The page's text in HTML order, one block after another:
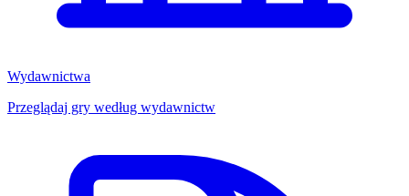
Wydawnictwa
Przeglądaj gry według wydawnictw